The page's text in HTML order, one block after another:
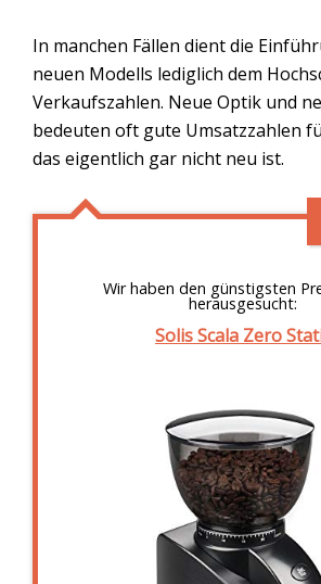
In manchen Fällen dient die
neuen Modells lediglich dem
Verkaufszahlen. Neue Optik und
bedeuten oft gute Umsatzzahlen
das eigentlich gar nicht neu ist.
Wir haben den günstigsten
herausgesucht:
Solis Scala Zero